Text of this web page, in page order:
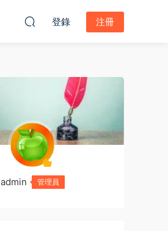
登錄 注冊
admin 管理員